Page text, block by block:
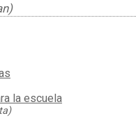
la escuela